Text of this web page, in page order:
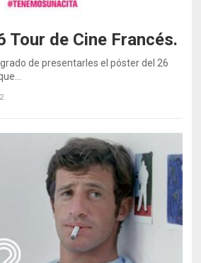
Tour de Cine Francés.
de presentarles el póster del 26